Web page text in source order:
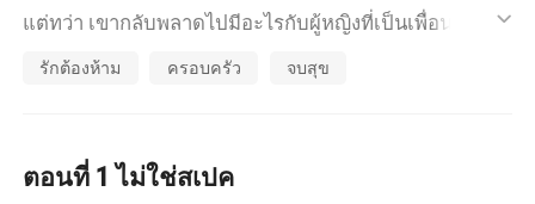
แต่ทว่า เขากลับพลาดไปมีอะไรกับผู้หญิงที่เป็นเพื่อนสนิท
ของคู่หมั้น
ความรักหน่วง ๆ ที่กลายเป็นความรักหวาน ๆ
ic_default
รักต้องห้าม ครอบครัว จบสุข
ตอนที่ 1 ไม่ใช่สเปค